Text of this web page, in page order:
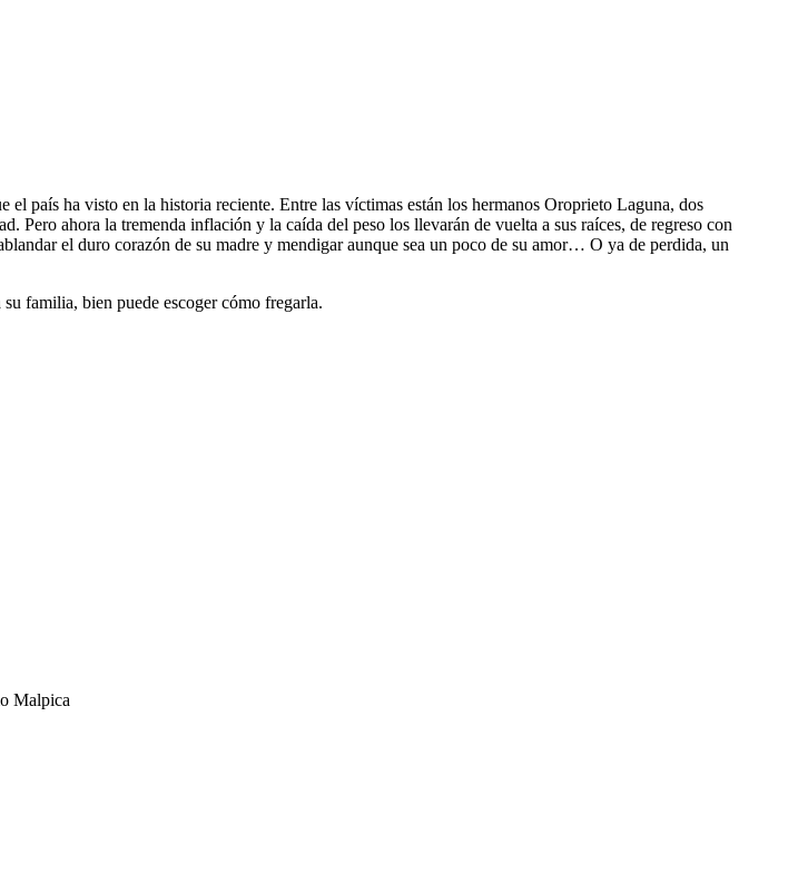
país ha visto en la historia reciente. Entre las víctimas están los hermanos Oroprieto Laguna, dos
ahora la tremenda inflación y la caída del peso los llevarán de vuelta a sus raíces, de regreso con
el duro corazón de su madre y mendigar aunque sea un poco de su amor… O ya de perdida, un
familia, bien puede escoger cómo fregarla.
Malpica